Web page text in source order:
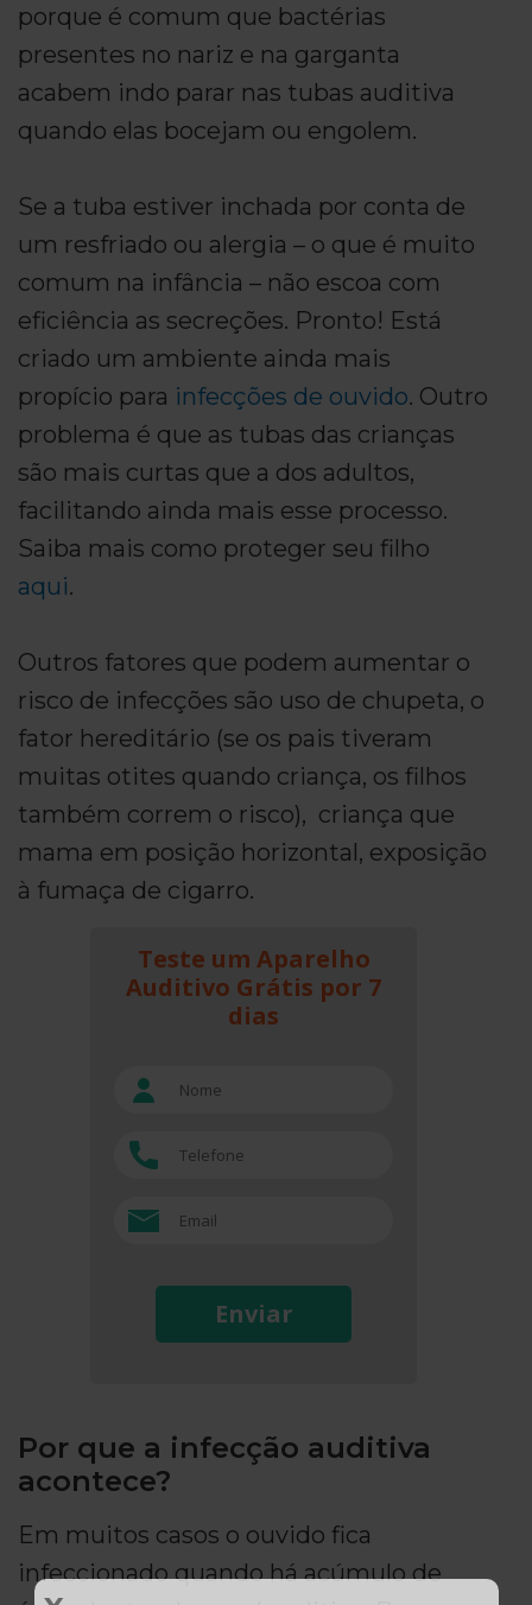
porque é comum que bactérias
presentes no nariz e na garganta
acabem indo parar nas tubas auditiva
quando elas bocejam ou engolem.
Se a tuba estiver inchada por conta de
um resfriado ou alergia – o que é muito
comum na infância – não escoa com
eficiência as secreções. Pronto! Está
criado um ambiente ainda mais
propício para infecções de ouvido. Outro
problema é que as tubas das crianças
são mais curtas que a dos adultos,
facilitando ainda mais esse processo.
Saiba mais como proteger seu filho
aqui.
Outros fatores que podem aumentar o
risco de infecções são uso de chupeta, o
fator hereditário (se os pais tiveram
muitas otites quando criança, os filhos
também correm o risco), criança que
mama em posição horizontal, exposição
à fumaça de cigarro.
Teste um Aparelho
Auditivo Grátis por 7
dias
Enviar
Por que a infecção auditiva
acontece?
Em muitos casos o ouvido fica
infeccionado quando há acúmulo de